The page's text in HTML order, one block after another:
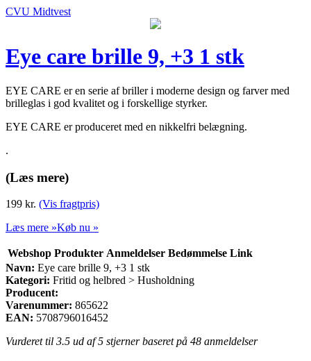
CVU Midtvest
Eye care brille 9, +3 1 stk
EYE CARE er en serie af briller i moderne design og farver med
brilleglas i god kvalitet og i forskellige styrker.
EYE CARE er produceret med en nikkelfri belægning.
.
(Læs mere)
199 kr. (Vis fragtpris)
Læs mere »Køb nu »
Webshop Produkter Anmeldelser Bedømmelse Link
Navn: Eye care brille 9, +3 1 stk
Kategori: Fritid og helbred > Husholdning
Producent:
Varenummer: 865622
EAN: 5708796016452
Vurderet til 3.5 ud af 5 stjerner baseret på 48 anmeldelser